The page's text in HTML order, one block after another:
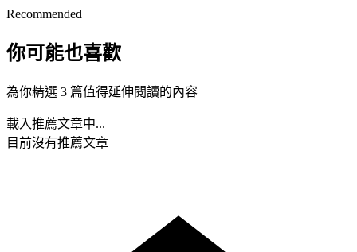
Recommended
你可能也喜歡
為你精選 3 篇值得延伸閱讀的內容
載入推薦文章中...
目前沒有推薦文章